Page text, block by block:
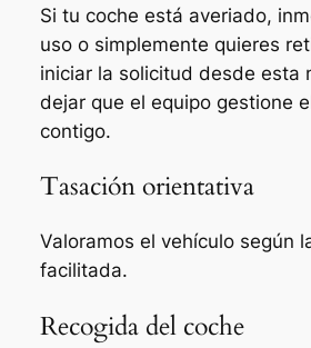
Si tu coche está averiado,
uso o simplemente quieres
iniciar la solicitud desde esta
dejar que el equipo gestione
contigo.
Tasación orientativa
Valoramos el vehículo según
facilitada.
Recogida del coche